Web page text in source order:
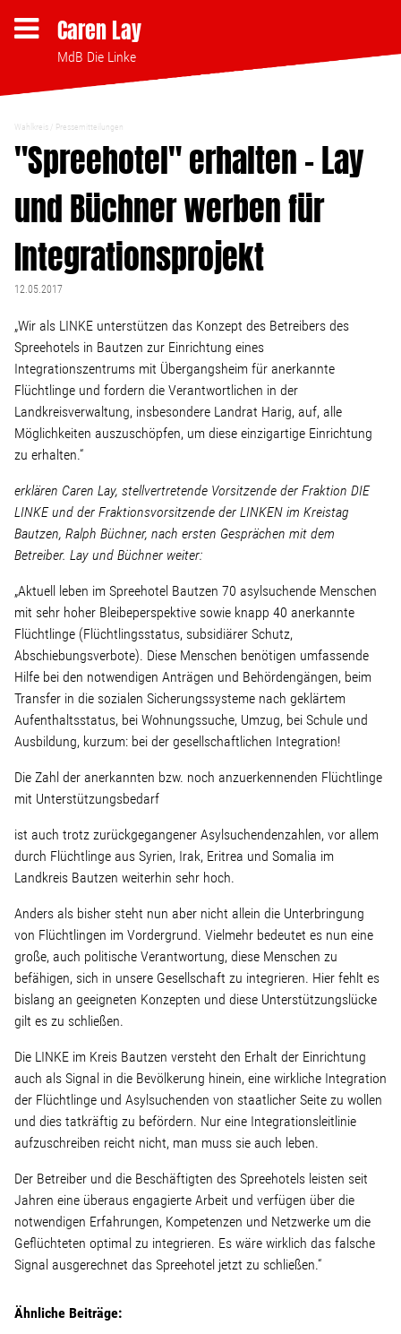
Caren Lay
MdB Die Linke
Themen
Bezahlbares Wohnen
Clubsterben stoppen
Bodenpolitik
Linke Zukunftsdebatte
Wahlkreis
Presse
Pressebilder
Service
Stellenangebot
Team
Transparenz
Mediathek
Über mich
Wohnopoly
Das Buch
Wahlkreis Pressemitteilungen
"Spreehotel" erhalten - Lay
und Büchner werben für
Integrationsprojekt
12.05.2017
„Wir als LINKE unterstützen das Konzept des Betreibers des
Spreehotels in Bautzen zur Einrichtung eines
Integrationszentrums mit Übergangsheim für anerkannte
Flüchtlinge und fordern die Verantwortlichen in der
Landkreisverwaltung, insbesondere Landrat Harig, auf, alle
Möglichkeiten auszuschöpfen, um diese einzigartige Einrichtung
zu erhalten.“
erklären Caren Lay, stellvertretende Vorsitzende der Fraktion DIE
LINKE und der Fraktionsvorsitzende der LINKEN im Kreistag
Bautzen, Ralph Büchner, nach ersten Gesprächen mit dem
Betreiber. Lay und Büchner weiter:
„Aktuell leben im Spreehotel Bautzen 70 asylsuchende Menschen
mit sehr hoher Bleibeperspektive sowie knapp 40 anerkannte
Flüchtlinge (Flüchtlingsstatus, subsidiärer Schutz,
Abschiebungsverbote). Diese Menschen benötigen umfassende
Hilfe bei den notwendigen Anträgen und Behördengängen, beim
Transfer in die sozialen Sicherungssysteme nach geklärtem
Aufenthaltsstatus, bei Wohnungssuche, Umzug, bei Schule und
Ausbildung, kurzum: bei der gesellschaftlichen Integration!
Die Zahl der anerkannten bzw. noch anzuerkennenden Flüchtlinge
mit Unterstützungsbedarf
ist auch trotz zurückgegangener Asylsuchendenzahlen, vor allem
durch Flüchtlinge aus Syrien, Irak, Eritrea und Somalia im
Landkreis Bautzen weiterhin sehr hoch.
Anders als bisher steht nun aber nicht allein die Unterbringung
von Flüchtlingen im Vordergrund. Vielmehr bedeutet es nun eine
große, auch politische Verantwortung, diese Menschen zu
befähigen, sich in unsere Gesellschaft zu integrieren. Hier fehlt es
bislang an geeigneten Konzepten und diese Unterstützungslücke
gilt es zu schließen.
Die LINKE im Kreis Bautzen versteht den Erhalt der Einrichtung
auch als Signal in die Bevölkerung hinein, eine wirkliche Integration
der Flüchtlinge und Asylsuchenden von staatlicher Seite zu wollen
und dies tatkräftig zu befördern. Nur eine Integrationsleitlinie
aufzuschreiben reicht nicht, man muss sie auch leben.
Der Betreiber und die Beschäftigten des Spreehotels leisten seit
Jahren eine überaus engagierte Arbeit und verfügen über die
notwendigen Erfahrungen, Kompetenzen und Netzwerke um die
Geflüchteten optimal zu integrieren. Es wäre wirklich das falsche
Signal ausgerechnet das Spreehotel jetzt zu schließen.“
Ähnliche Beiträge: